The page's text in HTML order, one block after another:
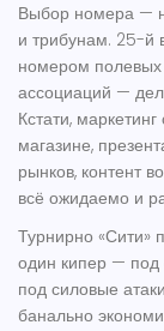
Выбор номера —
и трибунам. 25-й
номером полевых
ассоциаций —
Кстати,
магазине,
рынков, контент
всё ожидаемо и
Турнирно «Сити»
один кипер — под
под силовые
банально